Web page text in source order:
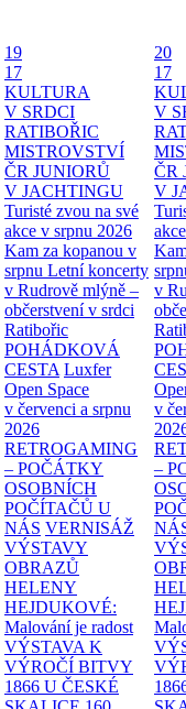
19
17
KULTURA
V SRDCI
RATIBOŘIC
MISTROVSTVÍ
ČR JUNIORŮ
V JACHTINGU
Turisté zvou na své
akce v srpnu 2026
Kam za kopanou v
srpnu Letní koncerty
v Rudrově mlýně –
občerstvení v srdci
Ratibořic
POHÁDKOVÁ
CESTA Luxfer
Open Space
v červenci a srpnu
2026
RETROGAMING
– POČÁTKY
OSOBNÍCH
POČÍTAČŮ U
NÁS VERNISÁŽ
VÝSTAVY
OBRAZŮ
HELENY
HEJDUKOVÉ:
Malování je radost
VÝSTAVA K
VÝROČÍ BITVY
1866 U ČESKÉ
20
17
V
ČR
V
v
v
–